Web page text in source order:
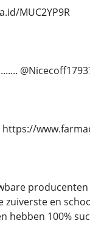
MUC2YP9R
https://
zuiverste en
hebben 100%